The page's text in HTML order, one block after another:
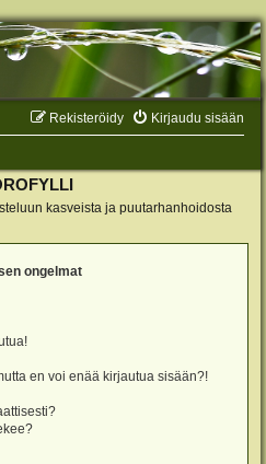
Kirjaudu sisään
Rekisteröidy
kasveista ja puutarhanhoidosta
ongelmat
en voi enää kirjautua sisään?!